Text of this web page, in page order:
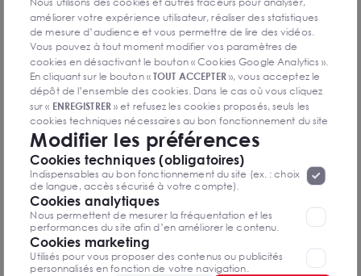
Charles GRYMONPREZ
Paris
01 85 53 76 04
Mettre en favoris
Nom Prénom
Email
Téléphone
Nous utilisons des cookies et autres traceurs pour analyser,
améliorer votre expérience utilisateur, réaliser des statistiques
de mesure d’audience et vous permettre de lire des vidéos.
Vous pouvez à tout moment modifier vos paramètres de
cookies en désactivant le bouton « Cookies Google Analytics ».
En cliquant sur le bouton «TOUT ACCEPTER», vous acceptez le
dépôt de l’ensemble des cookies. Dans le cas où vous cliquez
sur « ENREGISTRER» et refusez les cookies proposés, seuls les
cookies techniques nécessaires au bon fonctionnement du site
seront déposés. Pour plus d’informations, vous pouvez consulter
«Protection des données à caractère
personnel ».Lorsque vous naviguez sur notre site internet, il
peut être amenée à déposer des cookies. Vous avez la
possibilité de désactiver les cookies, ces réglages ne seront
valables que sur le navigateur que vous utilisez actuellement
Modifier les préférences
Cookies techniques (obligatoires)
Indispensables au bon fonctionnement du site (ex. : choix
de langue, accès sécurisé à votre compte).
Cookies analytiques
Nous permettent de mesurer la fréquentation et les
performances du site afin d’en améliorer le contenu.
Cookies marketing
Utilisés pour vous proposer des contenus ou publicités
personnalisés en fonction de votre navigation.